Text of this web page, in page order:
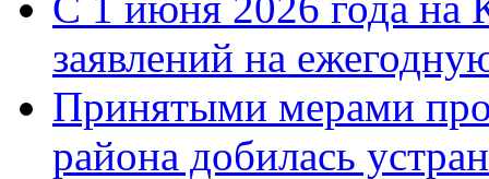
заявлений на
Принятыми мерами
района добилась